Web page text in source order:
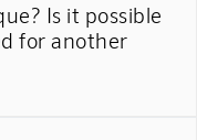
Is it possible
for another